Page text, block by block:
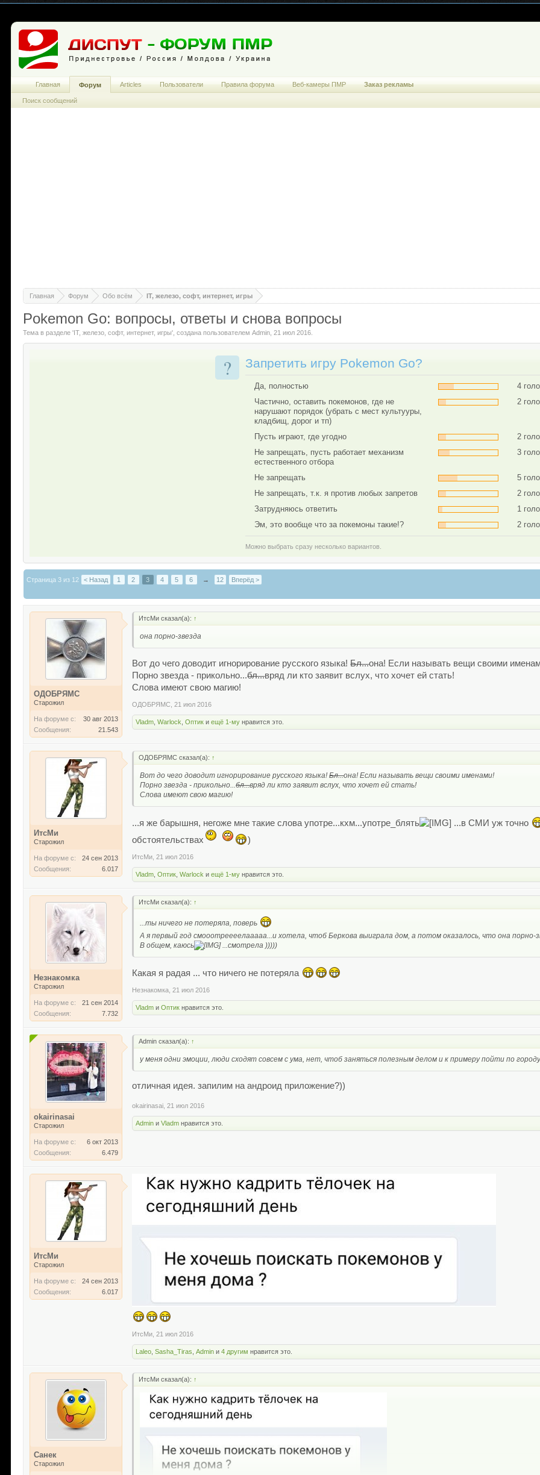
Главная Форум Обо всём IT, железо, софт, интернет, игры
Pokemon Go: вопросы, ответы и снова вопросы
Тема в разделе 'IT, железо, софт, интернет, игры' , создана пользователемAdmin ,21 июл 2016
? Запретить игру Pokemon Go?
Да, полностью 4
Частично, оставить покемонов, где не
нарушают порядок (убрать с мест культууры,
кладбищ, дорог и тп)
2
Пусть играют, где угодно 2
Не запрещать, пусть работает механизм
естественного отбора
3
Не запрещать 5
Не запрещать, т.к. я против любых запретов
2
Затрудняюсь ответить
1
Эм, это вообще что за покемоны такие!?
2
Можно выбрать сразу несколько вариантов.
Страница 3 из 12 < Назад 1 2 3 4 5 6 → 12 Вперёд >
ОДОБРЯМС
Старожил
На форуме с:
30 авг 2013
Сообщения:
21.543
ИтсМи сказал(а): ↑
она порно-звезда
Вот до чего доводит игнорирование русского языка!Бл...она! Если называть вещи своими
Порно звезда - прикольно...бл...вряд ли кто заявит вслух, что хочет ей стать!
Слова имеют свою магию!
ОДОБРЯМС 21 июл 2016
Vladm ,Warlock ,Оптик иещё 1-му нравится это.
ИтсМи
Старожил
На форуме с:
24 сен 2013
Сообщения:
6.017
ОДОБРЯМС сказал(а): ↑
Вот до чего доводит игнорирование русского языка!Бл...она! Если называть вещи своими именами!
Порно звезда - прикольно...бл...вряд ли кто заявит вслух, что хочет ей стать!
Слова имеют свою магию!
...я же барышня, негоже мне такие слова употре...кхм...употре_блять ...в СМИ уж точно
обстоятельствах
)
ИтсМи 21 июл 2016
Vladm ,Оптик ,Warlock иещё 1-му нравится это.
Незнакомка
Старожил
На форуме с:
21 сен 2014
Сообщения:
7.732
ИтсМи сказал(а): ↑
...ты ничего не потеряла, поверь
А я первый год смооотреееелааааа...и хотела, чтоб Беркова выиграла дом, а потом оказалось, что она порно-
В общем, каюсь
...смотрела )))))
Какая я радая ... что ничего не потеряла
Незнакомка 21 июл 2016
Vladm иОптик нравится это.
okairinasai
Старожил
На форуме с:
6 окт 2013
Сообщения:
6.479
Admin сказал(а): ↑
у меня одни эмоции, люди сходят совсем с ума, нет, чтоб заняться полезным делом и к примеру пойти по
отличная идея. запилим на андроид приложение?))
okairinasai 21 июл 2016
Admin иVladm нравится это.
ИтсМи
Старожил
На форуме с:
24 сен 2013
Сообщения:
6.017
ИтсМи 21 июл 2016
Laleo ,Sasha_Tiras ,Admin и4 другим нравится это.
Санек
Старожил
ИтсМи сказал(а): ↑
Главная Форум
Поиск сообщений
Articles Пользователи Правила форума Веб-камеры ПМР Заказ рекламы